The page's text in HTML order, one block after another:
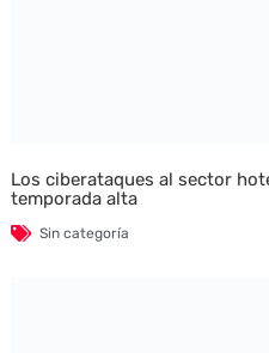
Los ciberataques al sector
temporada alta
Sin categoría